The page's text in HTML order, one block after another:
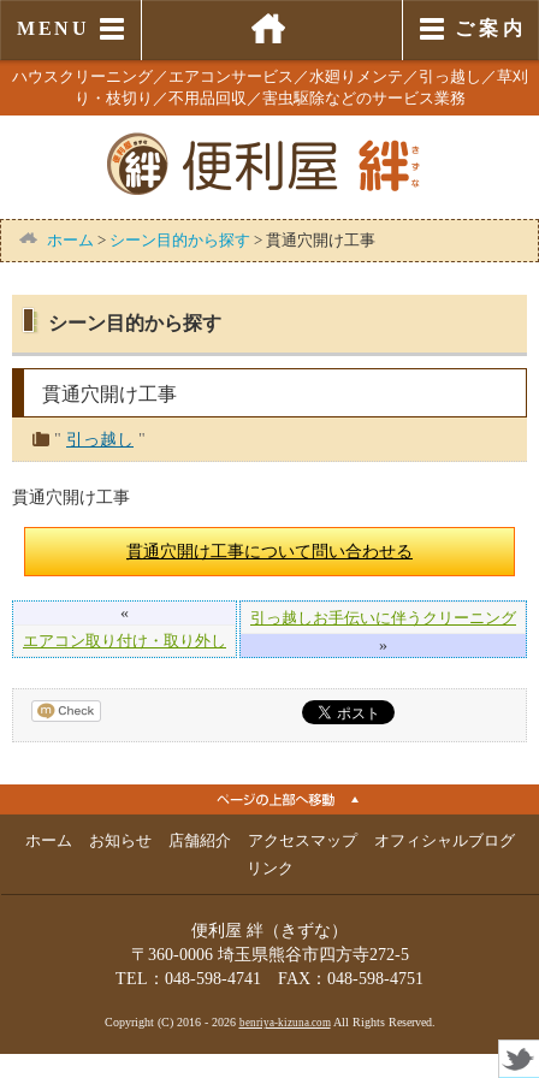
MENU ご 案 内
ハウスクリーニング／エアコンサービス／水廻りメンテ／引っ越し／草刈
り・枝切り／不用品回収／害虫駆除などのサービス業務
ホーム > シーン目的から探す > 貫通穴開け工事
シーン目的から探す
貫通穴開け工事
" 引っ越し "
貫通穴開け工事
貫通穴開け工事について問い合わせる
«
エアコン取り付け・取り外し
引っ越しお手伝いに伴うクリーニング
»
ホーム お知らせ 店舗紹介 アクセスマップ
オフィシャルブログ
リンク
便利屋 絆（きずな）
〒360-0006 埼玉県熊谷市四方寺272-5
TEL：048-598-4741 FAX：048-598-4751
Copyright (C) 2016 - 2026 benriya-kizuna.comAll Rights Reserved.